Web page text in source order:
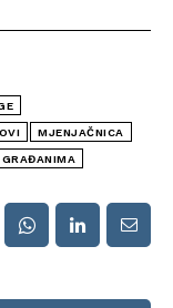
MJENJAČNICA
GRAĐANIMA